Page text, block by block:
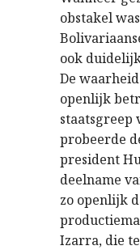
obstakel
ook
De
openlijk
staatsgreep
probeerde
president
deelname
zo openlijk
Izarra, die